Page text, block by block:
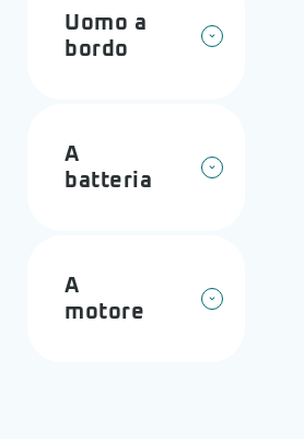
Uomo a
bordo
A
batteria
A
motore